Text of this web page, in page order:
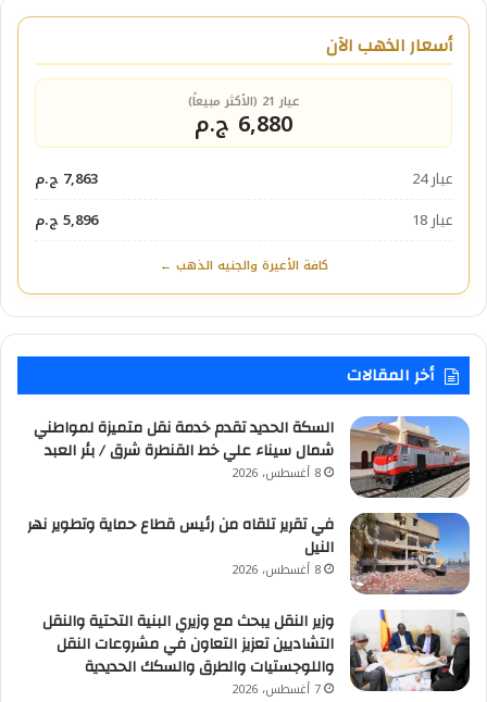
أسعار الذهب الآن
عيار 21 (الأكثر مبيعاً)
6,880 ج.م
عيار 24
7,863 ج.م
عيار 18
5,896 ج.م
كافة الأعيرة والجنيه الذهب ←
أخر المقالات
السكة الحديد تقدم خدمة نقل متميزة لمواطني
شمال سيناء علي خط القنطرة شرق / بئر العبد
8 أغسطس، 2026
في تقرير تلقاه من رئيس قطاع حماية وتطوير نهر
النيل
8 أغسطس، 2026
وزير النقل يبحث مع وزيري البنية التحتية والنقل
التشاديين تعزيز التعاون في مشروعات النقل
واللوجستيات والطرق والسكك الحديدية
7 أغسطس، 2026